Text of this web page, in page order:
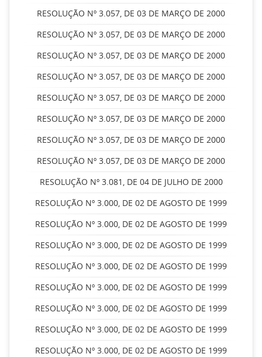
RESOLUÇÃO Nº 3.057, DE 03 DE MARÇO DE 2000
RESOLUÇÃO Nº 3.057, DE 03 DE MARÇO DE 2000
RESOLUÇÃO Nº 3.057, DE 03 DE MARÇO DE 2000
RESOLUÇÃO Nº 3.057, DE 03 DE MARÇO DE 2000
RESOLUÇÃO Nº 3.057, DE 03 DE MARÇO DE 2000
RESOLUÇÃO Nº 3.057, DE 03 DE MARÇO DE 2000
RESOLUÇÃO Nº 3.057, DE 03 DE MARÇO DE 2000
RESOLUÇÃO Nº 3.057, DE 03 DE MARÇO DE 2000
RESOLUÇÃO Nº 3.081, DE 04 DE JULHO DE 2000
RESOLUÇÃO Nº 3.000, DE 02 DE AGOSTO DE 1999
RESOLUÇÃO Nº 3.000, DE 02 DE AGOSTO DE 1999
RESOLUÇÃO Nº 3.000, DE 02 DE AGOSTO DE 1999
RESOLUÇÃO Nº 3.000, DE 02 DE AGOSTO DE 1999
RESOLUÇÃO Nº 3.000, DE 02 DE AGOSTO DE 1999
RESOLUÇÃO Nº 3.000, DE 02 DE AGOSTO DE 1999
RESOLUÇÃO Nº 3.000, DE 02 DE AGOSTO DE 1999
RESOLUÇÃO Nº 3.000, DE 02 DE AGOSTO DE 1999